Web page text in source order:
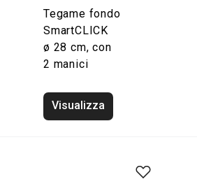
Tegame fondo
SmartCLICK
ø 28 cm, con
2 manici
Visualizza